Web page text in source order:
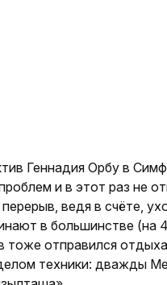
Геннадия Орбу в
и в этот раз не
ведя в счёте,
в большинстве
тоже отправился
техники: дважды